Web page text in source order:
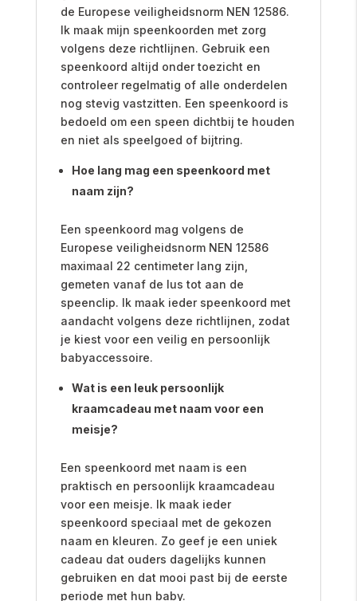
de Europese veiligheidsnorm NEN 12586.
Ik maak mijn speenkoorden met zorg
volgens deze richtlijnen. Gebruik een
speenkoord altijd onder toezicht en
controleer regelmatig of alle onderdelen
nog stevig vastzitten. Een speenkoord is
bedoeld om een speen dichtbij te houden
en niet als speelgoed of bijtring.
Hoe lang mag een speenkoord met
naam zijn?
Een speenkoord mag volgens de
Europese veiligheidsnorm NEN 12586
maximaal 22 centimeter lang zijn,
gemeten vanaf de lus tot aan de
speenclip. Ik maak ieder speenkoord met
aandacht volgens deze richtlijnen, zodat
je kiest voor een veilig en persoonlijk
babyaccessoire.
Wat is een leuk persoonlijk
kraamcadeau met naam voor een
meisje?
Een speenkoord met naam is een
praktisch en persoonlijk kraamcadeau
voor een meisje. Ik maak ieder
speenkoord speciaal met de gekozen
naam en kleuren. Zo geef je een uniek
cadeau dat ouders dagelijks kunnen
gebruiken en dat mooi past bij de eerste
periode met hun baby.